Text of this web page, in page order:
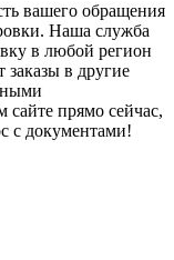
вашего обращения
Наша служба
в любой регион
заказы в другие
сайте прямо сейчас,
с документами!